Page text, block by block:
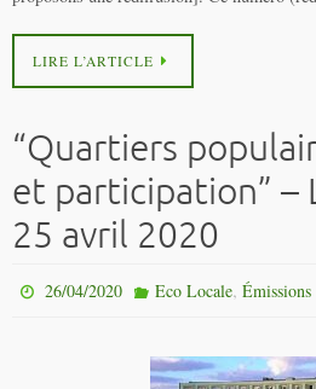
LIRE L’ARTICLE
“Quartiers
et participation” –
25 avril 2020
26/04/2020 Eco Locale, Émissions